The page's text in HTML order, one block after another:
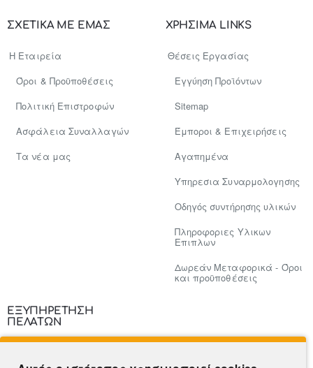
ΣΧΕΤΙΚΑ ΜΕ ΕΜΑΣ
Η Εταιρεία
Όροι & Προϋποθέσεις
Πολιτική Επιστροφών
Ασφάλεια Συναλλαγών
Tα νέα μας
ΧΡΗΣΙΜΑ LINKS
Θέσεις Εργασίας
Εγγύηση Προϊόντων
Sitemap
Έμποροι & Επιχειρήσεις
Αγαπημένα
Υπηρεσια Συναρμολογησης
Οδηγός συντήρησης υλικών
Πληροφοριες Υλικων
Επιπλων
Δωρεάν Μεταφορικά - Όροι
και προϋποθέσεις
ΕΞΥΠΗΡΕΤΗΣΗ
ΠΕΛΑΤΩΝ
σας..